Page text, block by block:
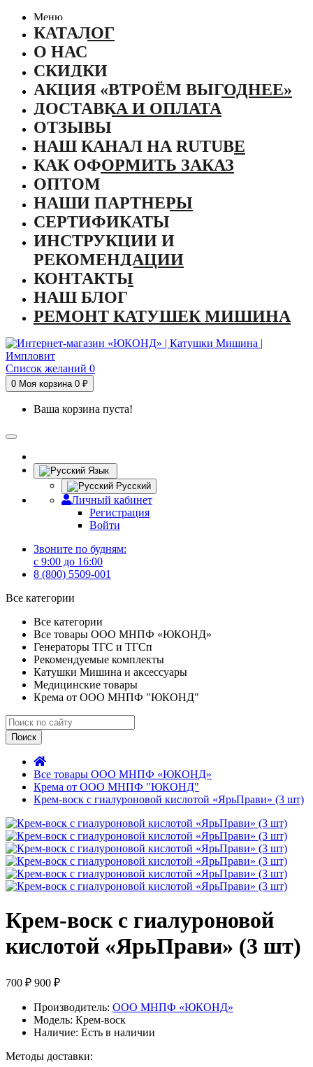
Меню
КАТАЛОГ
О НАС
СКИДКИ
АКЦИЯ «ВТРОЁМ ВЫГОДНЕЕ»
ДОСТАВКА И ОПЛАТА
ОТЗЫВЫ
НАШ КАНАЛ НА RUTUBE
КАК ОФОРМИТЬ ЗАКАЗ
ОПТОМ
НАШИ ПАРТНЕРЫ
СЕРТИФИКАТЫ
ИНСТРУКЦИИ И
РЕКОМЕНДАЦИИ
КОНТАКТЫ
НАШ БЛОГ
РЕМОНТ КАТУШЕК МИШИНА
Список желаний 0
0 Моя корзина 0 ₽
Ваша корзина пуста!
Язык
Русский
Личный кабинет
Регистрация
Войти
Звоните по будням:
с 9:00 до 16:00
8 (800) 5509-001
Все категории
Все категории
Все товары ООО МНПФ «ЮКОНД»
Генераторы ТГС и ТГСп
Рекомендуемые комплекты
Катушки Мишина и аксессуары
Медицинские товары
Крема от ООО МНПФ "ЮКОНД"
Поиск
Все товары ООО МНПФ «ЮКОНД»
Крема от ООО МНПФ "ЮКОНД"
Крем-воск с гиалуроновой кислотой «ЯрьПрави» (3 шт)
Крем-воск с гиалуроновой
кислотой «ЯрьПрави» (3 шт)
700 ₽ 900 ₽
Производитель: ООО МНПФ «ЮКОНД»
Модель: Крем-воск
Наличие: Есть в наличии
Методы доставки: